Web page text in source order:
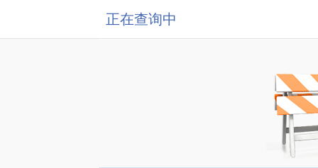
正在查询中